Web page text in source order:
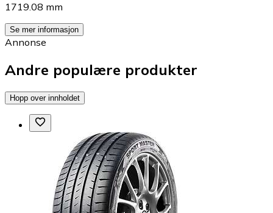
1719.08 mm
Se mer informasjon
Annonse
Andre populære produkter
Hopp over innholdet